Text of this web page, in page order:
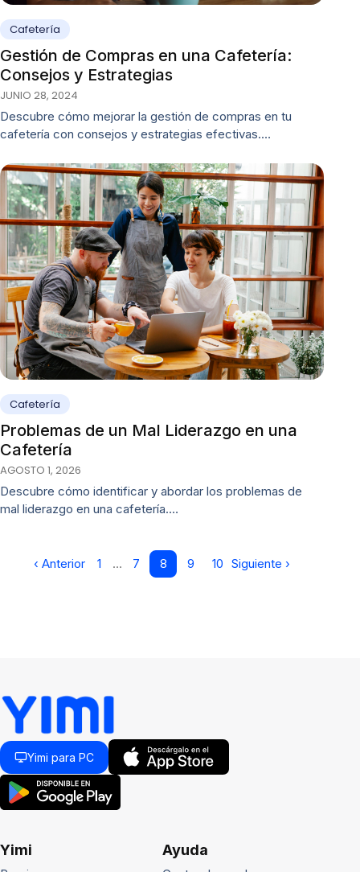
Cafetería
Gestión de Compras en una Cafetería:
Consejos y Estrategias
JUNIO 28, 2024
Descubre cómo mejorar la gestión de compras en tu
cafetería con consejos y estrategias efectivas.…
Cafetería
Problemas de un Mal Liderazgo en una
Cafetería
AGOSTO 1, 2026
Descubre cómo identificar y abordar los problemas de
mal liderazgo en una cafetería.…
‹ Anterior 1 … 7 8 9 10 Siguiente ›
Yimi para PC
Yimi Ayuda